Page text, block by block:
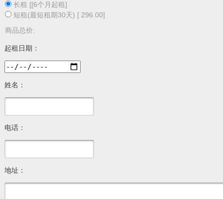
长租 [[6个月起租]
短租(最短租期30天) [ 296.00]
商品总价:
起租日期：
姓名：
电话：
地址：